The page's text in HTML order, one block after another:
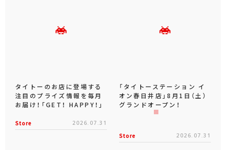
タイトーのお店に登場する
注目のプライズ情報を毎月
お届け！「GET！ HAPPY！」
Store 2026.07.31
「タイトーステーション イ
オン春日井店」8月1日（土）
グランドオープン！
Store 2026.07.31